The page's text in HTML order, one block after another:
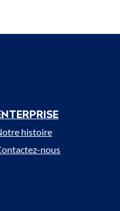
histoire
nous